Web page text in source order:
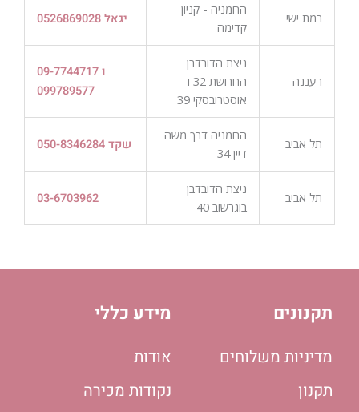
רמת ישי
החמניה - קניון
קדימה
יגאל 0526869028
רעננה
ניצת הדובדבן
החרושת 32 ו
אוסטרובסקי 39
09-7744717 ו
099789577
תל אביב
החמניה דרך משה
דיין 34
שקד 050-8346284
תל אביב
ניצת הדובדבן
בוגרשוב 40
03-6703962
תקנונים
מדיניות משלוחים
תקנון
מידע כללי
אודות
נקודות מכירה